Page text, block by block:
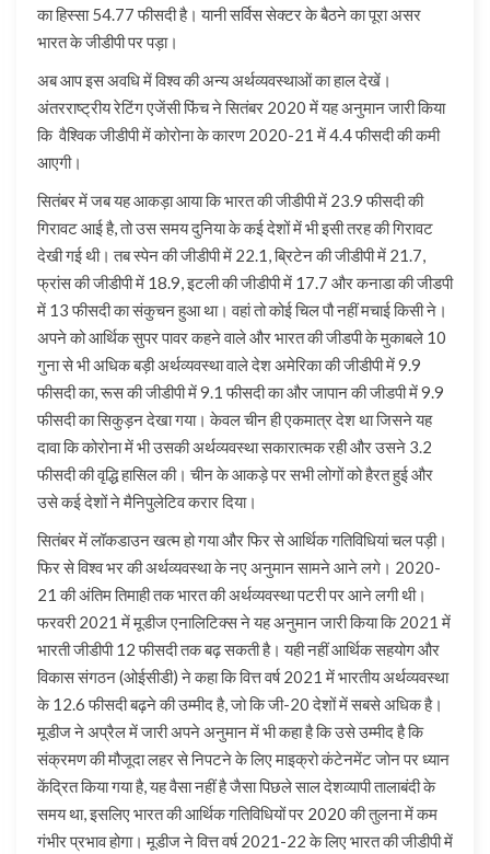
का हिस्सा 54.77 फीसदी है। यानी सर्विस सेक्टर के बैठने का पूरा असर
भारत के जीडीपी पर पड़ा।
अब आप इस अवधि में विश्व की अन्य अर्थव्यवस्थाओं का हाल देखें।
अंतरराष्ट्रीय रेटिंग एजेंसी फिंच ने सितंबर 2020 में यह अनुमान जारी किया
कि वैश्विक जीडीपी में कोरोना के कारण 2020-21 में 4.4 फीसदी की कमी
आएगी।
सितंबर में जब यह आकड़ा आया कि भारत की जीडीपी में 23.9 फीसदी की
गिरावट आई है, तो उस समय दुनिया के कई देशों में भी इसी तरह की गिरावट
देखी गई थी। तब स्पेन की जीडीपी में 22.1, ब्रिटेन की जीडीपी में 21.7,
फ्रांस की जीडीपी में 18.9, इटली की जीडीपी में 17.7 और कनाडा की जीडपी
में 13 फीसदी का संकुचन हुआ था। वहां तो कोई चिल पौ नहीं मचाई किसी ने।
अपने को आर्थिक सुपर पावर कहने वाले और भारत की जीडपी के मुकाबले 10
गुना से भी अधिक बड़ी अर्थव्यवस्था वाले देश अमेरिका की जीडीपी में 9.9
फीसदी का, रूस की जीडीपी में 9.1 फीसदी का और जापान की जीडपी में 9.9
फीसदी का सिकुड़न देखा गया। केवल चीन ही एकमात्र देश था जिसने यह
दावा कि कोरोना में भी उसकी अर्थव्यवस्था सकारात्मक रही और उसने 3.2
फीसदी की वृद्धि हासिल की। चीन के आकड़े पर सभी लोगों को हैरत हुई और
उसे कई देशों ने मैनिपुलेटिव करार दिया।
सितंबर में लॉकडाउन खत्म हो गया और फिर से आर्थिक गतिविधियां चल पड़ी।
फिर से विश्व भर की अर्थव्यवस्था के नए अनुमान सामने आने लगे। 2020-
21 की अंतिम तिमाही तक भारत की अर्थव्यवस्था पटरी पर आने लगी थी।
फरवरी 2021 में मूडीज एनालिटिक्स ने यह अनुमान जारी किया कि 2021 में
भारती जीडीपी 12 फीसदी तक बढ़ सकती है। यही नहीं आर्थिक सहयोग और
विकास संगठन (ओईसीडी) ने कहा कि वित्त वर्ष 2021 में भारतीय अर्थव्यवस्था
के 12.6 फीसदी बढ़ने की उम्मीद है, जो कि जी-20 देशों में सबसे अधिक है।
मूडीज ने अप्रैल में जारी अपने अनुमान में भी कहा है कि उसे उम्मीद है कि
संक्रमण की मौजूदा लहर से निपटने के लिए माइक्रो कंटेनमेंट जोन पर ध्यान
केंद्रित किया गया है, यह वैसा नहीं है जैसा पिछले साल देशव्यापी तालाबंदी के
समय था, इसलिए भारत की आर्थिक गतिविधियों पर 2020 की तुलना में कम
गंभीर प्रभाव होगा। मूडीज ने वित्त वर्ष 2021-22 के लिए भारत की जीडीपी में